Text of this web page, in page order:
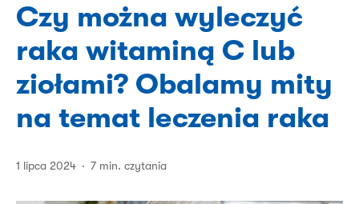
Czy można wyleczyć
raka witaminą C lub
ziołami? Obalamy mity
na temat leczenia raka
1 lipca 2024 7 min. czytania